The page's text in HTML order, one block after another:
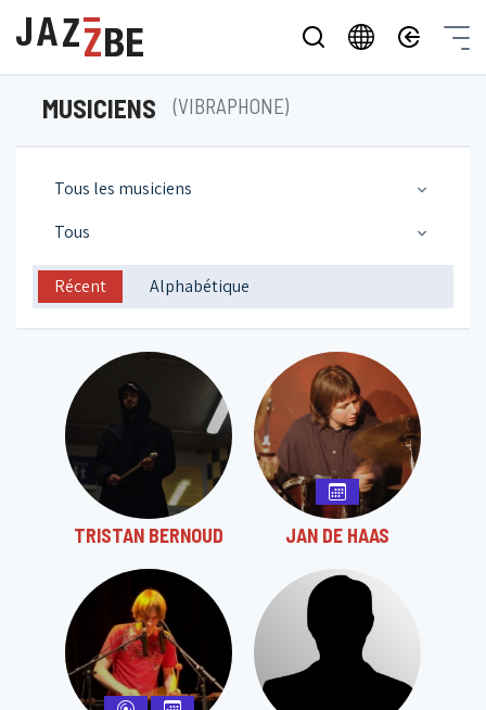
MUSICIENS (VIBRAPHONE)
Tous les musiciens
Tous
Récent Alphabétique
TRISTAN BERNOUD JAN DE HAAS